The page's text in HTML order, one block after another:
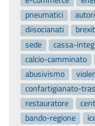
pneumatici
diisocianati
brexit
sede
cassa-
calcio-camminato
abusivismo
confartigianato-
restauratore
bando-regione